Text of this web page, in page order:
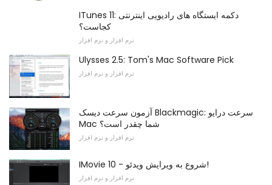
ITunes 11: دکمه ایستگاه های رادیویی اینترنتی
کجاست؟
نرم افزار و نرم افزار
Ulysses 2.5: Tom's Mac Software Pick
نرم افزار و نرم افزار
آزمون سرعت دیسک Blackmagic: سرعت درایو
Mac شما چقدر است؟
نرم افزار و نرم افزار
IMovie 10 - شروع به ویرایش ویدئو!
نرم افزار و نرم افزار